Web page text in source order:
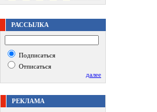
РАССЫЛКА
Подписаться
Отписаться
далее
РЕКЛАМА